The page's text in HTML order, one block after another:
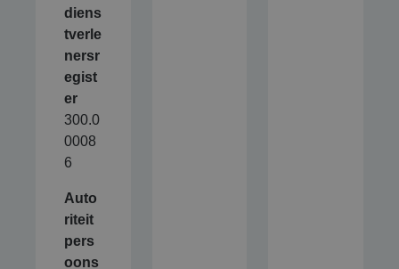
diens
tverle
nersr
egist
er
300.0
0008
6
Auto
riteit
pers
oons